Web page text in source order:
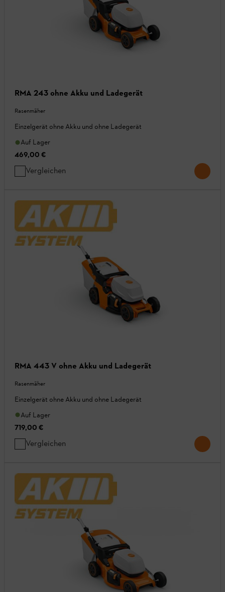
RMA 243 ohne Akku und Ladegerät
Rasenmäher
Einzelgerät ohne Akku und ohne Ladegerät
Auf Lager
469,00 €
Vergleichen
RMA 443 V ohne Akku und Ladegerät
Rasenmäher
Einzelgerät ohne Akku und ohne Ladegerät
Auf Lager
719,00 €
Vergleichen